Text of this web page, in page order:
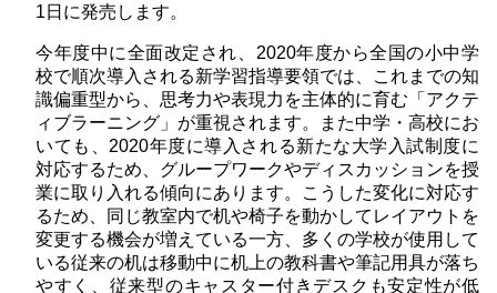
1日に発売します。
今年度中に全面改定され、2020年度から全国の小中学
校で順次導入される新学習指導要領では、これまでの知
識偏重型から、思考力や表現力を主体的に育む「アクテ
ィブラーニング」が重視されます。また中学・高校にお
いても、2020年度に導入される新たな大学入試制度に
対応するため、グループワークやディスカッションを授
業に取り入れる傾向にあります。こうした変化に対応す
るため、同じ教室内で机や椅子を動かしてレイアウトを
変更する機会が増えている一方、多くの学校が使用して
いる従来の机は移動中に机上の教科書や筆記用具が落ち
やすく、従来型のキャスター付きデスクも安定性が低